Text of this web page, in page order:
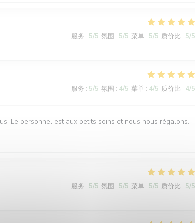
服务 : 5/5 氛围 : 5/5 菜单 : 5/5 质价比 : 5/5
服务 : 5/5 氛围 : 4/5 菜单 : 4/5 质价比 : 4/5
Le personnel est aux petits soins et nous nous régalons.
服务 : 5/5 氛围 : 5/5 菜单 : 5/5 质价比 : 5/5